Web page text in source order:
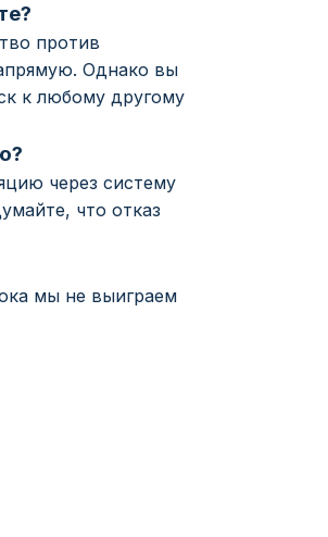
против
Однако вы
к любому другому
через систему
что отказ
мы не выиграем